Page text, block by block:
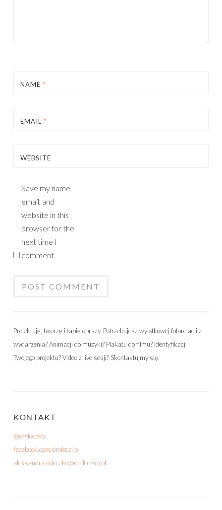
NAME *
EMAIL *
WEBSITE
Save my name,
email, and
website in this
browser for the
next time I
comment.
Projektuję, tworzę i łapię obrazy. Potrzebujesz wyjątkowej fotorelacji z
wydarzenia? Animacji do muzyki? Plakatu do filmu? Identyfikacji
Twojego projektu? Video z live sesji? Skontaktujmy się.
KONTAKT
@omleczko
facebook.com/omleczko
aleksandra.mleczko@omleczko.pl